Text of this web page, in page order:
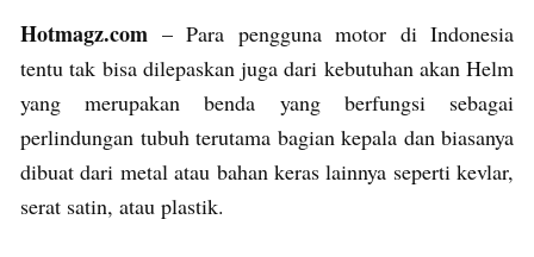
Hotmagz.com – Para pengguna motor di Indonesia
tentu tak bisa dilepaskan juga dari kebutuhan akan Helm
yang merupakan benda yang berfungsi sebagai
perlindungan tubuh terutama bagian kepala dan biasanya
dibuat dari metal atau bahan keras lainnya seperti kevlar,
serat satin, atau plastik.